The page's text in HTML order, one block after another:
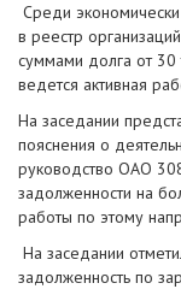
Среди
в реестр
суммами долга от
ведется активная
На заседании
пояснения о
руководство ОАО
задолженности на
работы по этому
На заседании
задолженность по